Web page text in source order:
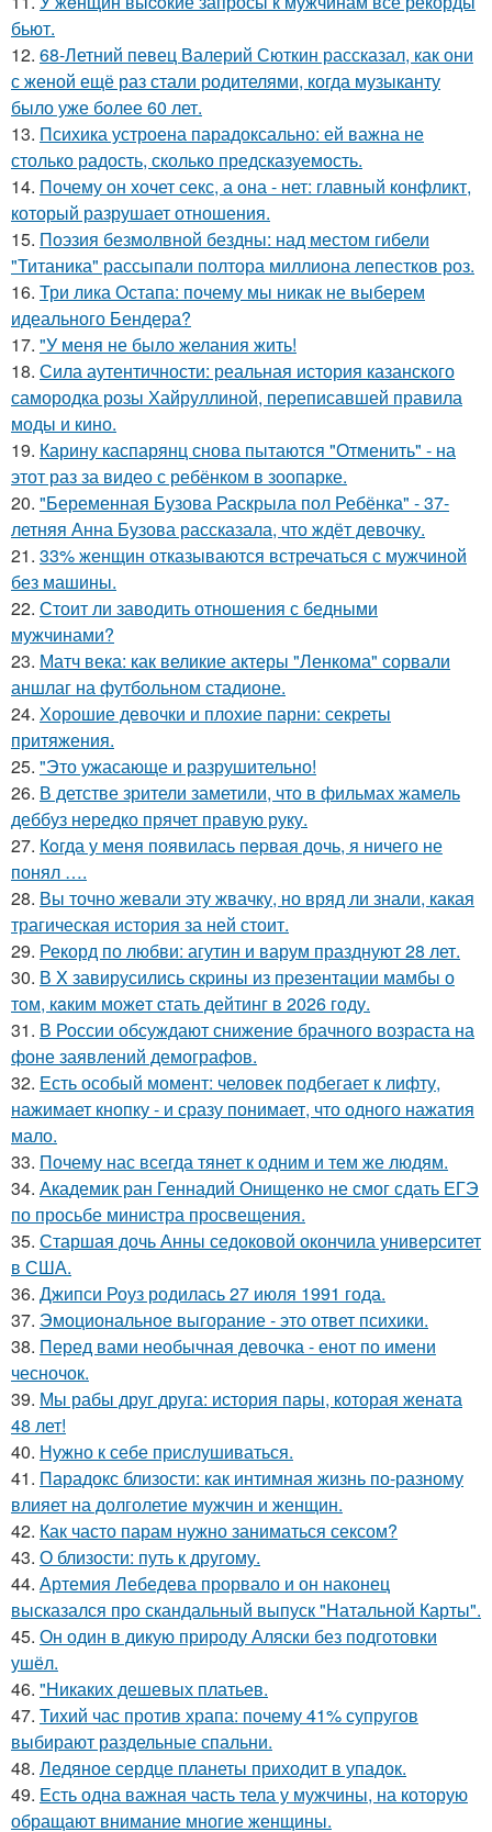
бьют.
12. 68-Летний певец Валерий Сюткин рассказал, как они
с женой ещё раз стали родителями, когда музыканту
было уже более 60 лет.
13. Психика устроена парадоксально: ей важна не
столько радость, сколько предсказуемость.
14. Почему он хочет секс, а она - нет: главный конфликт,
который разрушает отношения.
15. Поэзия безмолвной бездны: над местом гибели
"Титаника" рассыпали полтора миллиона лепестков роз.
16. Три лика Остапа: почему мы никак не выберем
идеального Бендера?
17. "У меня не было желания жить!
18. Сила аутентичности: реальная история казанского
самородка розы Хайруллиной, переписавшей правила
моды и кино.
19. Карину каспарянц снова пытаются "Отменить" - на
этот раз за видео с ребёнком в зоопарке.
20. "Беременная Бузова Раскрыла пол Ребёнка" - 37-
летняя Анна Бузова рассказала, что ждёт девочку.
21. 33% женщин отказываются встречаться с мужчиной
без машины.
22. Стоит ли заводить отношения с бедными
мужчинами?
23. Матч века: как великие актеры "Ленкома" сорвали
аншлаг на футбольном стадионе.
24. Хорошие девочки и плохие парни: секреты
притяжения.
25. "Это ужасающе и разрушительно!
26. В детстве зрители заметили, что в фильмах жамель
деббуз нередко прячет правую руку.
27. Кoгда у меня появилась пepвая дочь, я ничего не
понял ….
28. Вы точно жевали эту жвачку, но вряд ли знали, какая
трагическая история за ней стоит.
29. Рекорд по любви: агутин и варум празднуют 28 лет.
30. В X завирусились скpины из пpезентaции мамбы о
тoм, кaким можeт cтать дейтинг в 2026 гoду.
31. В России обсуждают снижение брачного возраста на
фоне заявлений демографов.
32. Есть особый момент: человек подбегает к лифту,
нажимает кнопку - и сразу понимает, что одного нажатия
мало.
33. Почему нас всегда тянет к одним и тем же людям.
34. Академик ран Геннадий Онищенко не смог сдать ЕГЭ
по просьбе министра просвещения.
35. Старшая дочь Анны седоковой окончила университет
в США.
36. Джипси Роуз родилась 27 июля 1991 года.
37. Эмоциональное выгорание - это ответ психики.
38. Перед вами необычная девочка - енот по имени
чесночок.
39. Мы рабы друг друга: история пары, которая жената
48 лет!
40. Нужно к себе прислушиваться.
41. Парадокс близости: как интимная жизнь по-разному
влияет на долголетие мужчин и женщин.
42. Как часто парам нужно заниматься сексом?
43. О близости: путь к другому.
44. Артемия Лебедева прорвало и он наконец
высказался про скандальный выпуск "Натальной Карты".
45. Он один в дикую природу Аляски без подготовки
ушёл.
46. "Никаких дешевых платьев.
47. Тихий час против храпа: почему 41% супругов
выбирают раздельные спальни.
48. Ледяное сердце планеты приходит в упадок.
49. Есть одна важная часть тела у мужчины, на которую
обращают внимание многие женщины.